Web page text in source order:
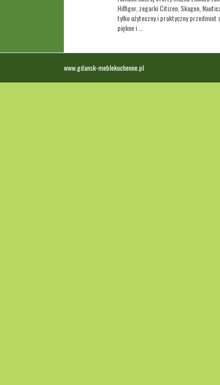
Hilfiger, zegarki Citizen, Skagen,
tylko użyteczny i praktyczny przedmiot
piękne i ...
www.gdansk-meblekuchenne.pl